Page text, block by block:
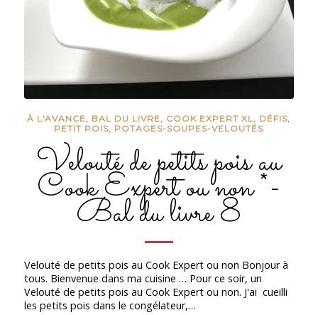
À L'AVANCE, BAL DU LIVRE, COOK EXPERT XL, DÉFIS,
PETIT POIS, POTAGES-SOUPES-VELOUTÉS
Velouté de petits pois au
Cook Expert ou non *-
Bal du livre 8
Velouté de petits pois au Cook Expert ou non Bonjour à
tous. Bienvenue dans ma cuisine … Pour ce soir, un
Velouté de petits pois au Cook Expert ou non. J'ai cueilli
les petits pois dans le congélateur,…